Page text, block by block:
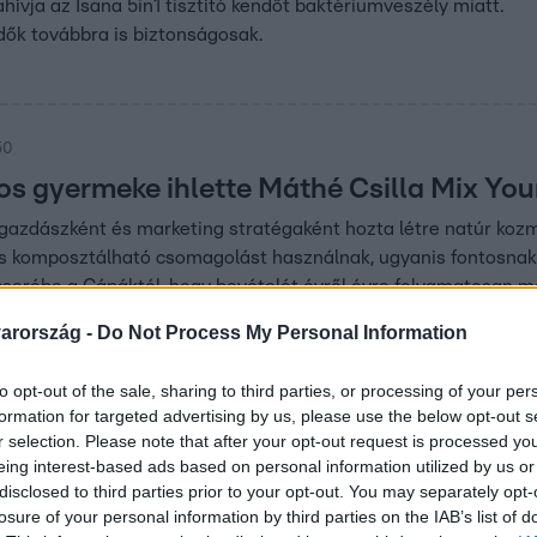
- Do Not Process My Personal Information
opt-out of the sale, sharing to third parties, or processing of your
for targeted advertising by us, please use the below opt-out
selection. Please note that after your opt-out request is processed
interest-based ads based on personal information utilized by us
to third parties prior to your opt-out. You may separately
of your personal information by third parties on the IAB’s list of
az Isana 5in1 tisztító kendőt baktériumveszély miatt.
továbbra is biztonságosak.
gyermeke ihlette Máthé Csilla Mix
és marketing stratégaként hozta létre natúr
komposztálható csomagolást használnak, ugyanis
a Cápáktól, hogy bevételét évről évre folyamatosan
készülnek a rúzsok? Az ugrás
elszörnyedt, amikor elolvasta Az ugrás egyik állítását,
kezdeti döbbenetét végül elengedte, és úgy döntött,